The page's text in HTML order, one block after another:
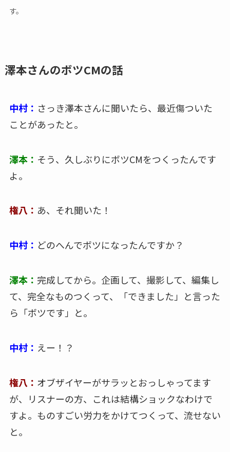
す。
澤本さんのボツCMの話
中村： さっき澤本さんに聞いたら、最近傷ついた
ことがあったと。
澤本： そう、久しぶりにボツCMをつくったんです
よ。
権八： あ、それ聞いた！
中村： どのへんでボツになったんですか？
澤本： 完成してから。企画して、撮影して、編集し
て、完全なものつくって、「できました」と言った
ら「ボツです」と。
中村： えー！？
権八： オブザイヤーがサラッとおっしゃってます
が、リスナーの方、これは結構ショックなわけで
すよ。ものすごい労力をかけてつくって、流せない
と。